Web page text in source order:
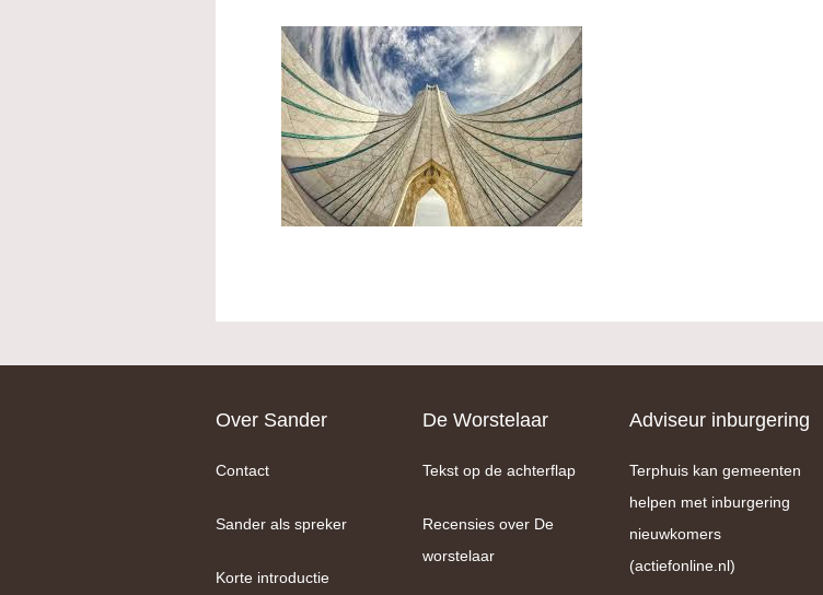
Over Sander
Contact
Sander als spreker
Korte introductie
De Worstelaar
Tekst op de achterflap
Recensies over De
worstelaar
Adviseur inburgering
Terphuis kan gemeenten
helpen met inburgering
nieuwkomers
(actiefonline.nl)